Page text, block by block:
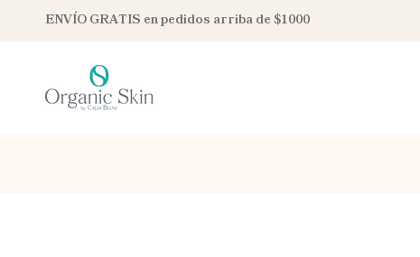
ENVÍO GRATIS en pedidos arriba de $1000